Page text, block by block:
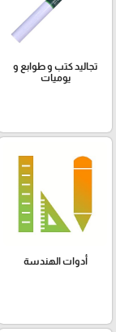
تجاليد كتب و طوابع و
يوميات
أدوات الهندسة